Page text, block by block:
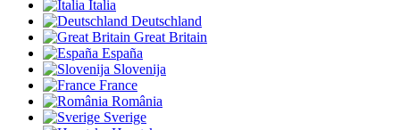
Italia
Deutschland
Great Britain
España
Slovenija
France
România
Sverige